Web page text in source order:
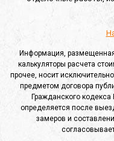
Информация,
калькуляторы расчета
прочее, носит
предметом договора
Гражданского
определяется после
замеров и